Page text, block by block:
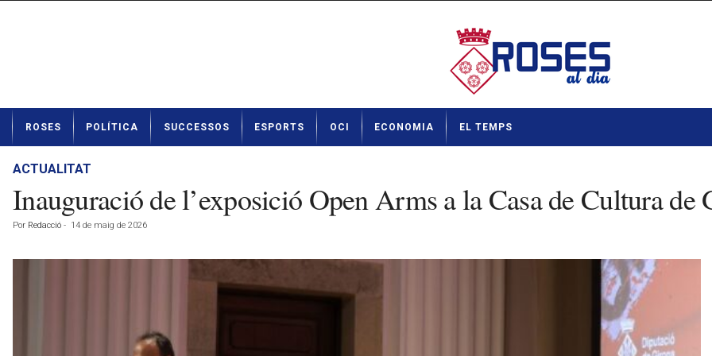
t
ROSES POLÍTICA SUCCESSOS ESPORTS OCI ECONOMIA EL TEMPS
ACTUALITAT
Inauguració de l’exposició Open Arms a la Casa de Cultura de
Por Redacció - 14 de maig de 2026